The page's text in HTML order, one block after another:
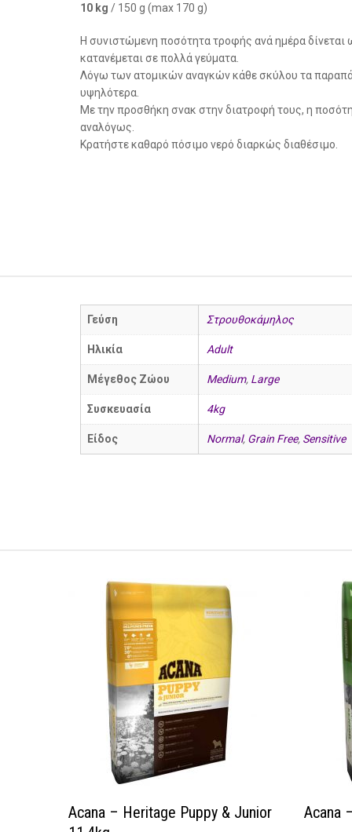
10 kg / 150 g (max 170 g)
Η συνιστώμενη ποσότητα τροφής ανά ημέρα δίνεται
κατανέμεται σε πολλά γεύματα.
Λόγω των ατομικών αναγκών κάθε σκύλου τα
υψηλότερα.
Με την προσθήκη σνακ στην διατροφή τους, η
αναλόγως.
Κρατήστε καθαρό πόσιμο νερό διαρκώς διαθέσιμο.
Γεύση Στρουθοκάμηλος
Ηλικία Adult
Μέγεθος Ζώου Medium, Large
Συσκευασία 4kg
Είδος Normal, Grain Free, Sensitive
Acana – Heritage Puppy & Junior
Acana